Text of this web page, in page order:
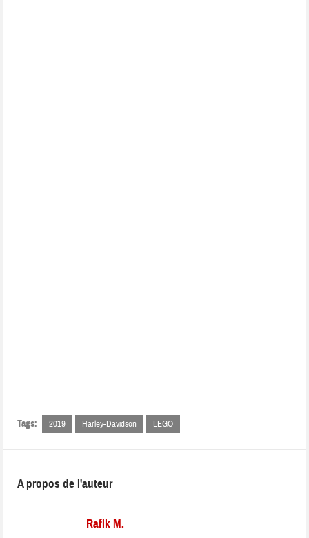
Tags: 2019 Harley-Davidson LEGO
A propos de l'auteur
Rafik M.